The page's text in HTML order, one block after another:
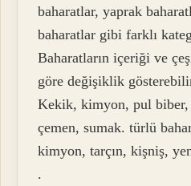
baharatlar, yaprak
baharatlar gibi farklı
Baharatların içeriği ve
göre değişiklik
Kekik, kimyon, pul biber,
çemen, sumak. türlü
kimyon, tarçın, kişniş,
.